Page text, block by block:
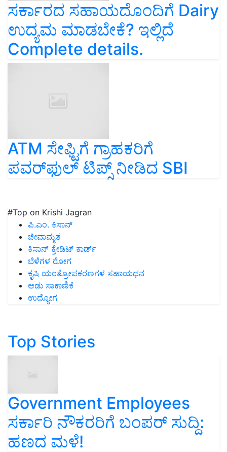
ಸರ್ಕಾರದ ಸಹಾಯದೊಂದಿಗೆ Dairy
ಉದ್ಯಮ ಮಾಡಬೇಕೆ? ಇಲ್ಲಿದೆ
Complete details.
ATM ಸೇಫ್ಟಿಗೆ ಗ್ರಾಹಕರಿಗೆ
ಪವರ್‌ಫುಲ್‌ ಟಿಪ್ಸ್‌ ನೀಡಿದ SBI
#Top on Krishi Jagran
ಪಿ.ಎಂ. ಕಿಸಾನ್
ಜೀವಾಮೃತ
ಕಿಸಾನ್ ಕ್ರೇಡಿಟ್ ಕಾರ್ಡ್
ಬೆಳೆಗಳ ರೋಗ
ಕೃಷಿ ಯಂತ್ರೋಪಕರಣಗಳ ಸಹಾಯಧನ
ಆಡು ಸಾಕಾಣಿಕೆ
ಉದ್ಯೋಗ
Top Stories
Government Employees
ಸರ್ಕಾರಿ ನೌಕರರಿಗೆ ಬಂಪರ್‌ ಸುದ್ದಿ:
ಹಣದ ಮಳೆ!